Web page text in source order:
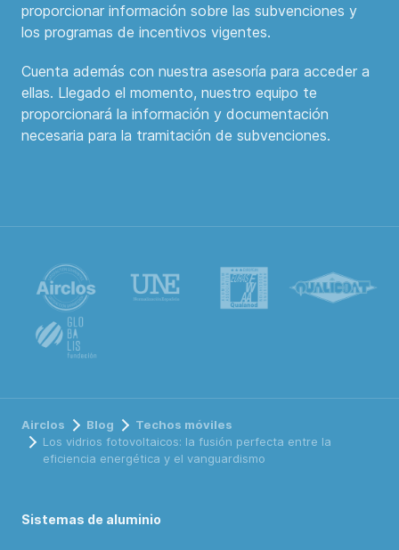
proporcionar información sobre las subvenciones y
los programas de incentivos vigentes.
Cuenta además con nuestra asesoría para acceder a
ellas. Llegado el momento, nuestro equipo te
proporcionará la información y documentación
necesaria para la tramitación de subvenciones.
Airclos Blog
Techos móviles
Los vidrios fotovoltaicos: la fusión perfecta entre la
eficiencia energética y el vanguardismo
Sistemas de aluminio